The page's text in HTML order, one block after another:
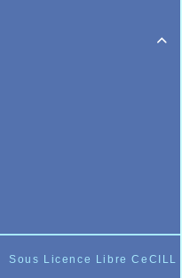

Sous Licence Libre CeCILL